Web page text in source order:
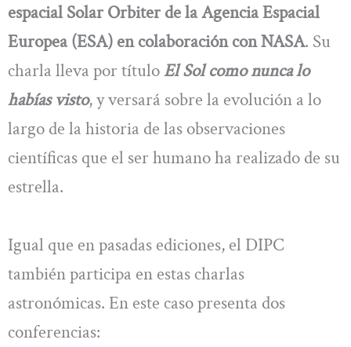
espacial Solar Orbiter de la Agencia Espacial
Europea (ESA) en colaboración con NASA. Su
charla lleva por títuloEl Sol como nunca lo
habías visto, y versará sobre la evolución a lo
largo de la historia de las observaciones
científicas que el ser humano ha realizado de su
estrella.
Igual que en pasadas ediciones, el DIPC
también participa en estas charlas
astronómicas. En este caso presenta dos
conferencias: